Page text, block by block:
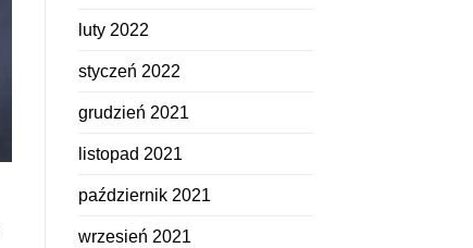
luty 2022
styczeń 2022
grudzień 2021
listopad 2021
październik 2021
wrzesień 2021